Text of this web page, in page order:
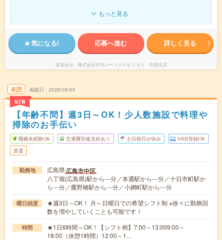
もっと見る
気になる! 応募へ進む 詳しく見る
派遣会社 株式会社日本パーソナルビジネス 中国支店
未読
NEW
掲載日 2026/08/05
【年齢不問】週3日～OK！少人数施設で料理や
掃除のお手伝い
職種未経験OK 交通費別途支給あり 土日祝日が休み WEB登録OK
派遣
勤務地 広島県広島市中区
八丁堀(広島県)駅から---分／本通駅から---分／十日市町駅か
ら---分／鷹野橋駅から---分／小網町駅から---分
曜日頻度
★週3日～OK！ 月～日曜日での希望シフト制 ※徐々に勤務回
数を増やしていくことも可能です！
時間
★1日6時間～OK！【シフト例】7:00～13:009:00～
18:00（休憩1時間）12:00～1…